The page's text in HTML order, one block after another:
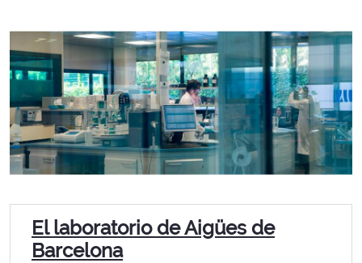
El laboratorio de Aigües de
Barcelona